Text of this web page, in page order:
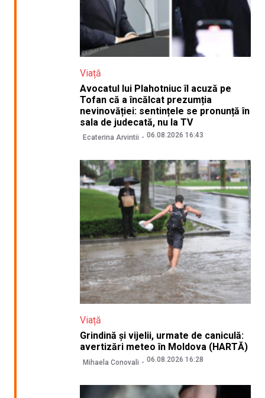
Viață
Avocatul lui Plahotniuc îl acuză pe
Tofan că a încălcat prezumția
nevinovăției: sentințele se pronunță în
sala de judecată, nu la TV
Ecaterina Arvintii 06.08.2026 16:43
Viață
Grindină și vijelii, urmate de caniculă:
avertizări meteo în Moldova (HARTĂ)
Mihaela Conovali 06.08.2026 16:28